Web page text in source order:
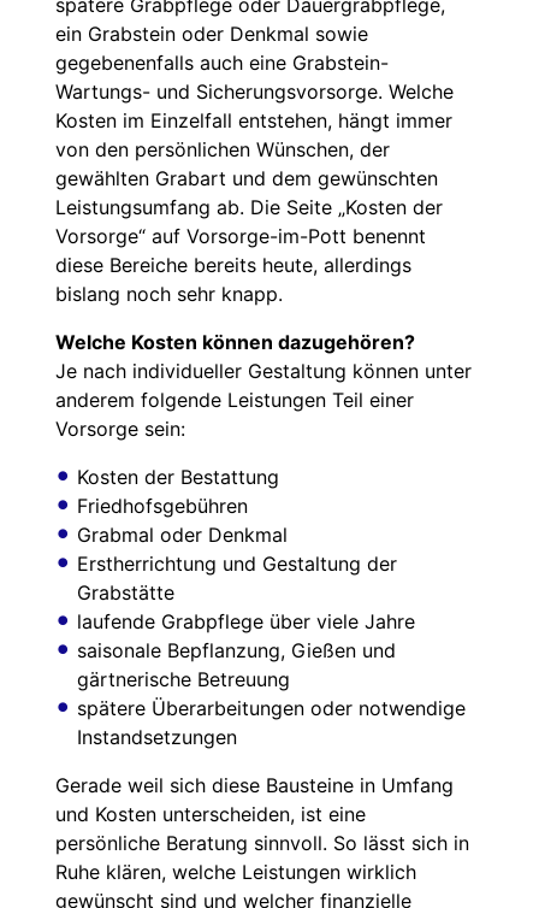
spätere Grabpflege oder Dauergrabpflege,
ein Grabstein oder Denkmal sowie
gegebenenfalls auch eine Grabstein-
Wartungs- und Sicherungsvorsorge. Welche
Kosten im Einzelfall entstehen, hängt immer
von den persönlichen Wünschen, der
gewählten Grabart und dem gewünschten
Leistungsumfang ab. Die Seite „Kosten der
Vorsorge“ auf Vorsorge-im-Pott benennt
diese Bereiche bereits heute, allerdings
bislang noch sehr knapp.
Welche Kosten können dazugehören?
Je nach individueller Gestaltung können unter
anderem folgende Leistungen Teil einer
Vorsorge sein:
Kosten der Bestattung
Friedhofsgebühren
Grabmal oder Denkmal
Erstherrichtung und Gestaltung der
Grabstätte
laufende Grabpflege über viele Jahre
saisonale Bepflanzung, Gießen und
gärtnerische Betreuung
spätere Überarbeitungen oder notwendige
Instandsetzungen
Gerade weil sich diese Bausteine in Umfang
und Kosten unterscheiden, ist eine
persönliche Beratung sinnvoll. So lässt sich in
Ruhe klären, welche Leistungen wirklich
gewünscht sind und welcher finanzielle